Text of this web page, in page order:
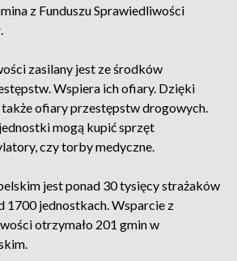
z Funduszu Sprawiedliwości
zasilany jest ze środków
Wspiera ich ofiary. Dzięki
ofiary przestępstw drogowych.
mogą kupić sprzęt
czy torby medyczne.
jest ponad 30 tysięcy strażaków
1700 jednostkach. Wsparcie z
otrzymało 201 gmin w